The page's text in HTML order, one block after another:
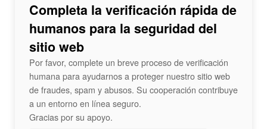
Completa la verificación rápida de
humanos para la seguridad del
sitio web
Por favor, complete un breve proceso de verificación
humana para ayudarnos a proteger nuestro sitio web
de fraudes, spam y abusos. Su cooperación contribuye
a un entorno en línea seguro.
Gracias por su apoyo.